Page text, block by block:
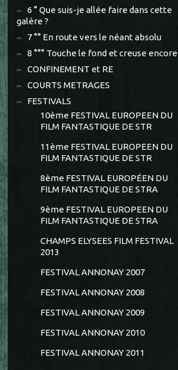
6 ° Que suis-je allée faire dans cette
galère ?
7 °° En route vers le néant absolu
8 °°° Touche le fond et creuse encore
CONFINEMENT et RE
COURTS METRAGES
FESTIVALS
10ème FESTIVAL EUROPEEN DU
FILM FANTASTIQUE DE STR
11ème FESTIVAL EUROPEEN DU
FILM FANTASTIQUE DE STR
8ème FESTIVAL EUROPÉEN DU
FILM FANTASTIQUE DE STRA
9ème FESTIVAL EUROPEEN DU
FILM FANTASTIQUE DE STRA
CHAMPS ELYSEES FILM FESTIVAL
2013
FESTIVAL ANNONAY 2007
FESTIVAL ANNONAY 2008
FESTIVAL ANNONAY 2009
FESTIVAL ANNONAY 2010
FESTIVAL ANNONAY 2011